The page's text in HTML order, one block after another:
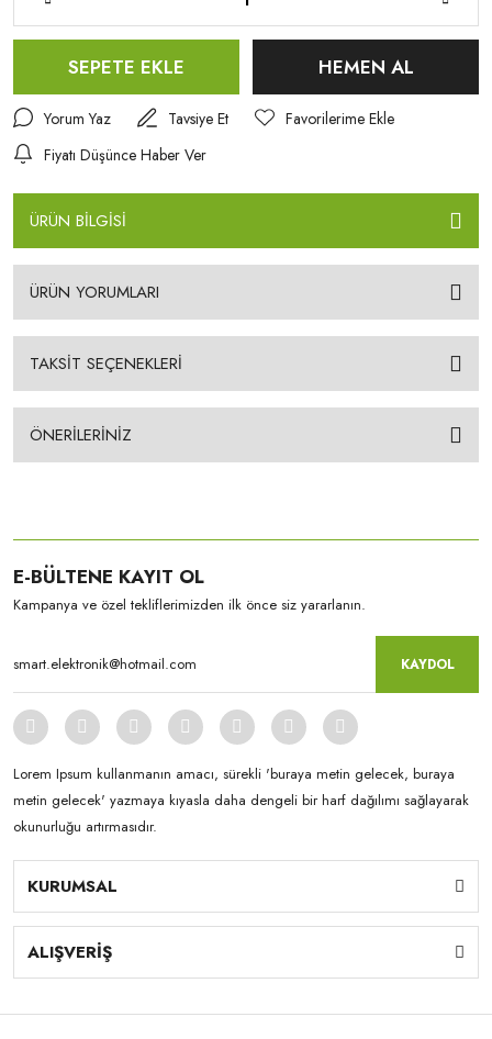
SEPETE EKLE HEMEN AL
Yorum Yaz
Tavsiye Et
Fiyatı Düşünce Haber Ver
ÜRÜN BİLGİSİ
ÜRÜN YORUMLARI
TAKSİT SEÇENEKLERİ
ÖNERİLERİNİZ
E-BÜLTENE KAYIT OL
Kampanya ve özel tekliflerimizden ilk önce siz yararlanın.
KAYDOL
Lorem Ipsum kullanmanın amacı, sürekli 'buraya metin gelecek, buraya
metin gelecek' yazmaya kıyasla daha dengeli bir harf dağılımı sağlayarak
okunurluğu artırmasıdır.
KURUMSAL
ALIŞVERİŞ